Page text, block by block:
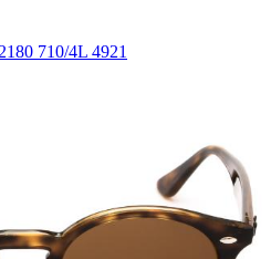
710/4L 4921